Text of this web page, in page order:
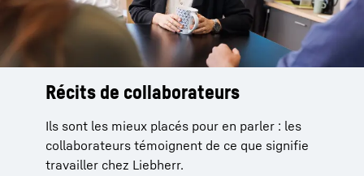
Récits de collaborateurs
Ils sont les mieux placés pour en parler : les
collaborateurs témoignent de ce que signifie
travailler chez Liebherr.